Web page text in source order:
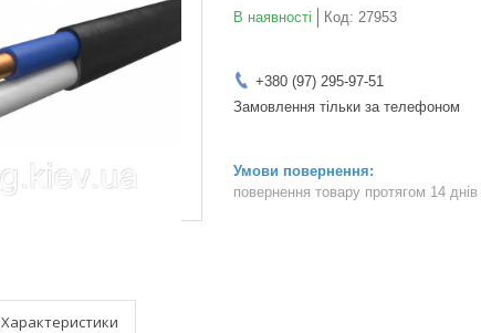
В наявності Код: 27953
+380 (97) 295-97-51
Замовлення тільки за телефоном
повернення товару протягом 14 днів
Характеристики